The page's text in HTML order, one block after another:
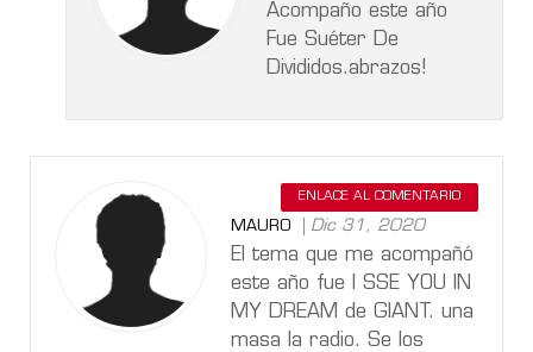
Acompaño este año
Fue Suéter De
Divididos.abrazos!
ENLACE AL COMENTARIO
MAURO Dic 31, 2020
El tema que me acompañó
este año fue I SSE YOU IN
MY DREAM de GIANT. una
masa la radio. Se los